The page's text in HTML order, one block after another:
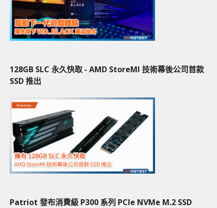
128GB SLC 永久快取 - AMD StoreMI 技術幕後公司首款
SSD 推出
Patriot 發布消費級 P300 系列 PCIe NVMe M.2 SSD